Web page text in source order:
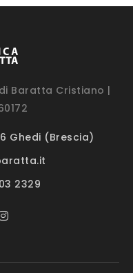
Baratta Cristiano |
Ghedi (Brescia)
2329